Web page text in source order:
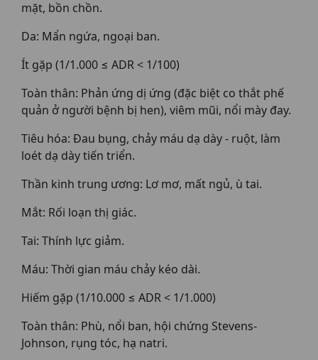
mặt, bồn chồn.
Da: Mẩn ngứa, ngoại ban.
Ít gặp (1/1.000 ≤ ADR < 1/100)
Toàn thân: Phản ứng dị ứng (đặc biệt co thắt phế
quản ở người bệnh bị hen), viêm mũi, nổi mày đay.
Tiêu hóa: Đau bụng, chảy máu dạ dày - ruột, làm
loét dạ dày tiến triển.
Thần kinh trung ương: Lơ mơ, mất ngủ, ù tai.
Mắt: Rối loạn thị giác.
Tai: Thính lực giảm.
Máu: Thời gian máu chảy kéo dài.
Hiếm gặp (1/10.000 ≤ ADR < 1/1.000)
Toàn thân: Phù, nổi ban, hội chứng Stevens-
Johnson, rụng tóc, hạ natri.